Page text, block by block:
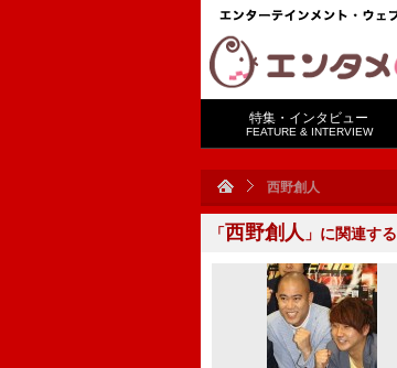
特集・インタビュー
FEATURE & INTERVIEW
西野創人
「西野創人 」に関連する